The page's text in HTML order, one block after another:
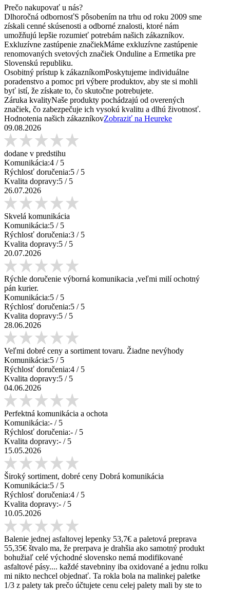
Prečo nakupovať u nás?
Dlhoročná odbornosťS pôsobením na trhu od roku 2009 sme
získali cenné skúsenosti a odborné znalosti, ktoré nám
umožňujú lepšie rozumieť potrebám našich zákazníkov.
Exkluzívne zastúpenie značiekMáme exkluzívne zastúpenie
renomovaných svetových značiek Onduline a Ermetika pre
Slovenskú republiku.
Osobitný prístup k zákazníkomPoskytujeme individuálne
poradenstvo a pomoc pri výbere produktov, aby ste si mohli
byť istí, že získate to, čo skutočne potrebujete.
Záruka kvalityNaše produkty pochádzajú od overených
značiek, čo zabezpečuje ich vysokú kvalitu a dlhú životnosť.
Hodnotenia našich zákazníkovZobraziť na Heureke
09.08.2026
dodane v predstihu
Komunikácia:4 / 5
Rýchlosť doručenia:5 / 5
Kvalita dopravy:5 / 5
26.07.2026
Skvelá komunikácia
Komunikácia:5 / 5
Rýchlosť doručenia:3 / 5
Kvalita dopravy:5 / 5
20.07.2026
Rýchle doručenie výborná komunikacia ,veľmi milí ochotný
pán kurier.
Komunikácia:5 / 5
Rýchlosť doručenia:5 / 5
Kvalita dopravy:5 / 5
28.06.2026
Veľmi dobré ceny a sortiment tovaru. Žiadne nevýhody
Komunikácia:5 / 5
Rýchlosť doručenia:4 / 5
Kvalita dopravy:5 / 5
04.06.2026
Perfektná komunikácia a ochota
Komunikácia:- / 5
Rýchlosť doručenia:- / 5
Kvalita dopravy:- / 5
15.05.2026
Široký sortiment, dobré ceny Dobrá komunikácia
Komunikácia:5 / 5
Rýchlosť doručenia:4 / 5
Kvalita dopravy:- / 5
10.05.2026
Balenie jednej asfaltovej lepenky 53,7€ a paletová preprava
55,35€ štvalo ma, že prerpava je drahšia ako samotný produkt
bohužiaľ celé východné slovensko nemá modifikované
asfaltové pásy.... každé stavebniny iba oxidované a jednu rolku
mi nikto nechcel objednať. Ta rokla bola na malinkej paletke
1/3 z palety tak prečo účtujete cenu celej palety mali by ste to